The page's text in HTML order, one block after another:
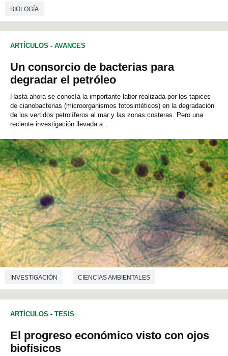
BIOLOGÍA
ARTÍCULOS - AVANCES
Un consorcio de bacterias para
degradar el petróleo
Hasta ahora se conocía la importante labor realizada por los tapices
de cianobacterias (microorganismos fotosintéticos) en la degradación
de los vertidos petrolíferos al mar y las zonas costeras. Pero una
reciente investigación llevada a...
INVESTIGACIÓN CIENCIAS AMBIENTALES
MICROBIOLOGÍA
ARTÍCULOS - TESIS
El progreso económico visto con ojos
biofísicos